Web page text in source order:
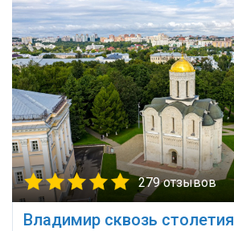
279 отзывов
Владимир сквозь столетия